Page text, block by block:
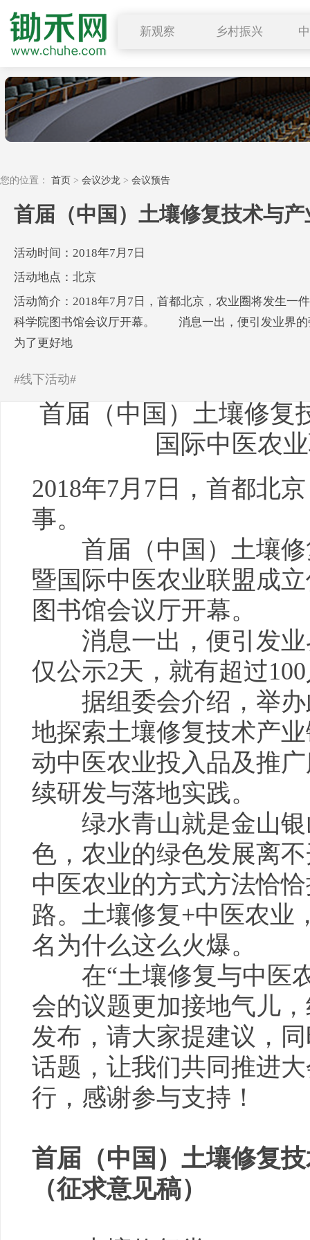
新观察
行业要闻
深度解读
小禾观点
乡村振兴
您的位置： 首页 > 会议沙龙 > 会议预告
首届（中国）土壤修复技术与
活动时间：2018年7月7日
活动地点：北京
活动简介：2018年7月7日，首都北京，农业圈将发生
科学院图书馆会议厅开幕。 消息一出，便引发业界
为了更好地
#线下活动#
首届（中国）土壤修复
国际中医农
2018年7月7日，首都北
事。
首届（中国）土壤修
暨国际中医农业联盟成
图书馆会议厅开幕。
消息一出，便引发业
仅公示2天，就有超过
据组委会介绍，举办
地探索土壤修复技术产
动中医农业投入品及推
续研发与落地实践。
绿水青山就是金山银
色，农业的绿色发展离
中医农业的方式方法恰
路。土壤修复+中医农业
名为什么这么火爆。
在“土壤修复与中医农
会的议题更加接地气儿
发布，请大家提建议，
话题，让我们共同推进
行，感谢参与支持！
首届（中国）土壤修复
（征求意见稿）